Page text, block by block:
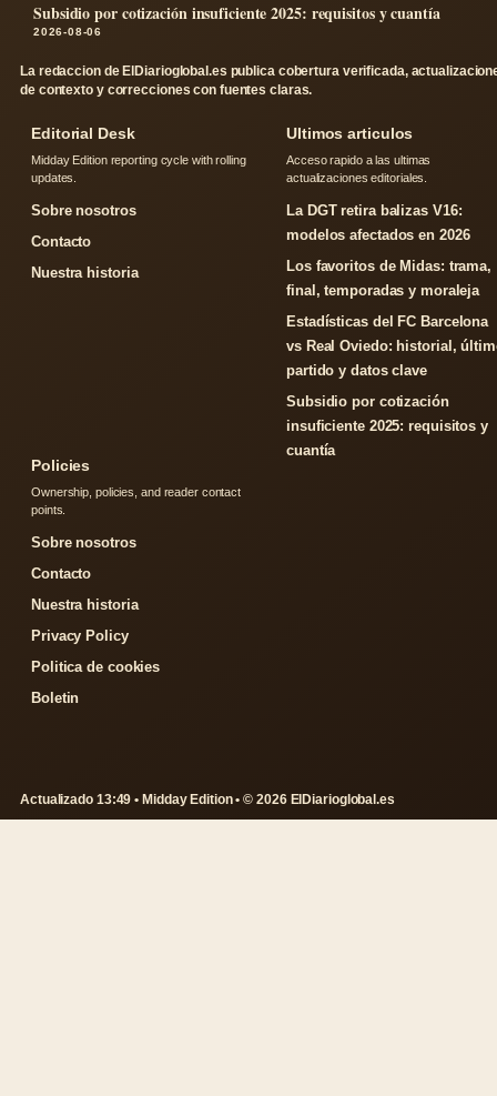
Subsidio por cotización insuficiente 2025: requisitos y cuantía
2026-08-06
La redaccion de ElDiarioglobal.es publica cobertura verificada,
de contexto y correcciones con fuentes claras.
Editorial Desk
Midday Edition reporting cycle with rolling
updates.
Sobre nosotros
Contacto
Nuestra historia
Ultimos articulos
Acceso rapido a las ultimas
actualizaciones editoriales.
La DGT retira balizas V16:
modelos afectados en 2026
Los favoritos de Midas: trama,
final, temporadas y moraleja
Estadísticas del FC Barcelona
vs Real Oviedo: historial,
partido y datos clave
Subsidio por cotización
insuficiente 2025: requisitos y
cuantía
Policies
Ownership, policies, and reader contact
points.
Sobre nosotros
Contacto
Nuestra historia
Privacy Policy
Politica de cookies
Boletin
Actualizado 13:49 • Midday Edition • © 2026 ElDiarioglobal.es